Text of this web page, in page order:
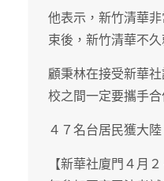
他表示，新竹清華
束後，新竹清華不
顧秉林在接受新華
校之間一定要攜手
４７名台居民獲大
【新華社廈門４月